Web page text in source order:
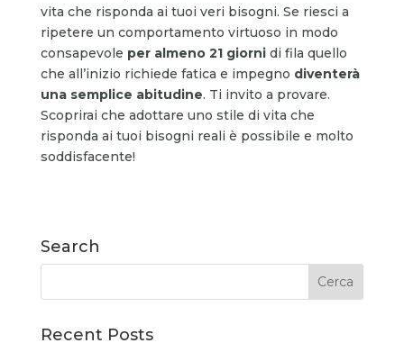
vita che risponda ai tuoi veri bisogni. Se riesci a
ripetere un comportamento virtuoso in modo
consapevole per almeno 21 giornidi fila quello
che all’inizio richiede fatica e impegno diventerà
una semplice abitudine. Ti invito a provare.
Scoprirai che adottare uno stile di vita che
risponda ai tuoi bisogni reali è possibile e molto
soddisfacente!
Search
Recent Posts